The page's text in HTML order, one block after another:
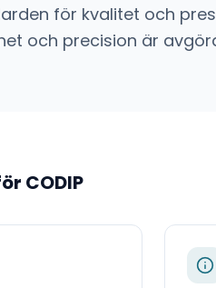
för kvalitet och
och precision är
CODIP